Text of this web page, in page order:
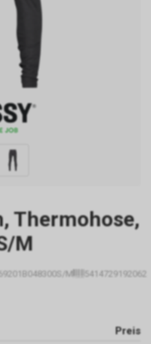
Thermohose,
M
M 5414729192062
Preis